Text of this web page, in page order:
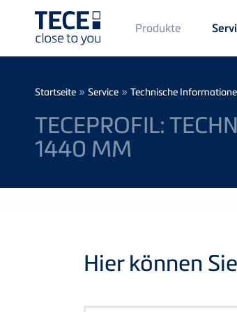
Main
Menü
1
Produkte
Breadcrumb
Startseite » Service » Technische
TECEPROFIL:
1440 MM
Hier können